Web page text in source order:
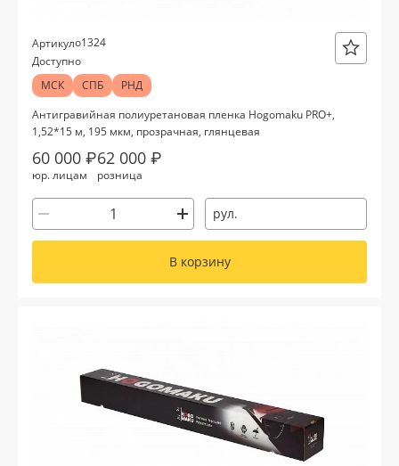
Баннер
Заготовки для сувениров
Артикуло1324
Доступно
МСК
СПБ
РНД
Антигравийная полиуретановая пленка Hogomaku PRO+,
1,52*15 м, 195 мкм, прозрачная, глянцевая
60 000 ₽
юр. лицам
62 000 ₽
розница
рул.
В корзину